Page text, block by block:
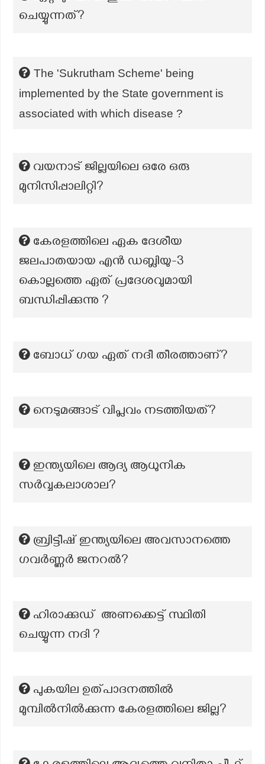
ചെയ്യുന്നത്?
The 'Sukrutham Scheme' being
implemented by the State government is
associated with which disease ?
വയനാട് ‍‍ജില്ലയിലെ ഒരേ ഒരു
മുനിസിപ്പാലിറ്റി?
കേരളത്തിലെ ഏക ദേശീയ
ജലപാതയായ എൻ ഡബ്ലിയു-3
കൊല്ലത്തെ ഏത് പ്രദേശവുമായി
ബന്ധിപ്പിക്കുന്നു ?
ബോധ് ഗയ ഏത് നദീ തീരത്താണ്?
നെടുമങ്ങാട് വിപ്ലവം നടത്തിയത്?
ഇന്ത്യയിലെ ആദ്യ ആധുനിക
സർവ്വകലാശാല?
ബ്രിട്ടീഷ് ഇന്ത്യയിലെ അവസാനത്തെ
ഗവർണ്ണർ ജനറൽ?
ഹിരാക്കുഡ് അണക്കെട്ട് സ്ഥിതി
ചെയ്യുന്ന നദി ?
പുകയില ഉത്പാദനത്തില്‍
മുമ്പില്‍നില്‍ക്കുന്ന കേരളത്തിലെ ജില്ല?